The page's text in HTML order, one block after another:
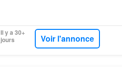
Il y a 30+
jours
Voir l'annonce